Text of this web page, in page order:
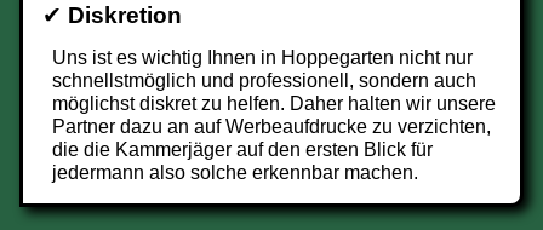
✔ Diskretion
Uns ist es wichtig Ihnen in Hoppegarten nicht nur
schnellstmöglich und professionell, sondern auch
möglichst diskret zu helfen. Daher halten wir unsere
Partner dazu an auf Werbeaufdrucke zu verzichten,
die die Kammerjäger auf den ersten Blick für
jedermann also solche erkennbar machen.